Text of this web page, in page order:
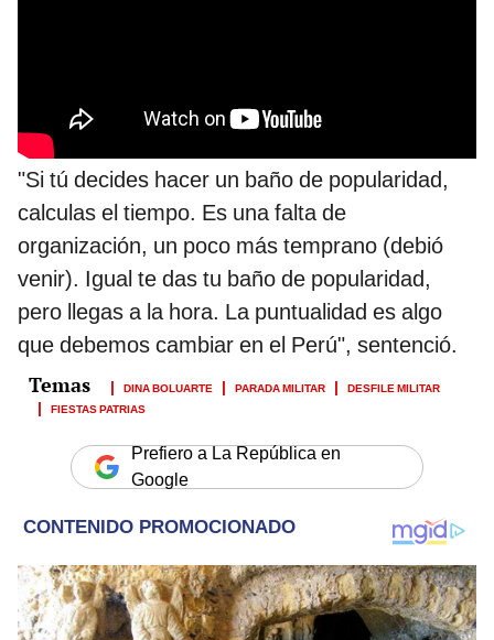
"Si tú decides hacer un baño de popularidad,
calculas el tiempo. Es una falta de
organización, un poco más temprano (debió
venir). Igual te das tu baño de popularidad,
pero llegas a la hora. La puntualidad es algo
que debemos cambiar en el Perú", sentenció.
DINA BOLUARTE PARADA MILITAR
DESFILE MILITAR
FIESTAS PATRIAS
Prefiero a La República en
Google